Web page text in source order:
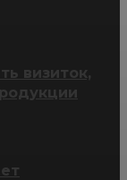
визиток,